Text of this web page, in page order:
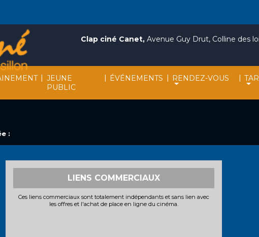
| JEUNE
PUBLIC
| ÉVÉNEMENTS | RENDEZ-VOUS |
Clap ciné Canet, Avenue Guy Drut, Colline des
:
LIENS COMMERCIAUX
Ces liens commerciaux sont totalement indépendants et sans lien avec
les offres et l'achat de place en ligne du cinéma.